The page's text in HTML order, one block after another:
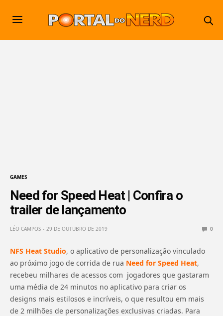
GAMES
Need for Speed Heat | Confira o
trailer de lançamento
LÉO CAMPOS 29 DE OUTUBRO DE 2019 0
NFS Heat Studio, o aplicativo de personalização vinculado
ao próximo jogo de corrida de rua Need for Speed ​​Heat,
recebeu milhares de acessos com jogadores que gastaram
uma média de 24 minutos no aplicativo para criar os
designs mais estilosos e incríveis, o que resultou em mais
de 2 milhões de personalizações exclusivas criadas. Para